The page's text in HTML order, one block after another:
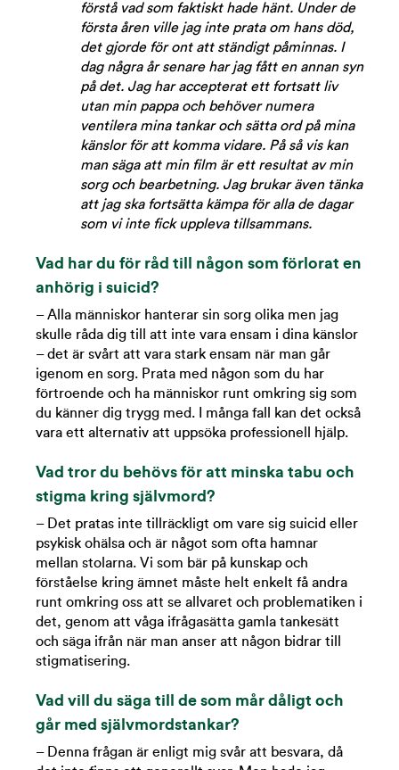
förstå vad som faktiskt hade hänt. Under de
första åren ville jag inte prata om hans död,
det gjorde för ont att ständigt påminnas. I
dag några år senare har jag fått en annan syn
på det. Jag har accepterat ett fortsatt liv
utan min pappa och behöver numera
ventilera mina tankar och sätta ord på mina
känslor för att komma vidare. På så vis kan
man säga att min film är ett resultat av min
sorg och bearbetning. Jag brukar även tänka
att jag ska fortsätta kämpa för alla de dagar
som vi inte fick uppleva tillsammans.
Vad har du för råd till någon som förlorat en
anhörig i suicid?
– Alla människor hanterar sin sorg olika men jag
skulle råda dig till att inte vara ensam i dina känslor
– det är svårt att vara stark ensam när man går
igenom en sorg. Prata med någon som du har
förtroende och ha människor runt omkring sig som
du känner dig trygg med. I många fall kan det också
vara ett alternativ att uppsöka professionell hjälp.
Vad tror du behövs för att minska tabu och
stigma kring självmord?
– Det pratas inte tillräckligt om vare sig suicid eller
psykisk ohälsa och är något som ofta hamnar
mellan stolarna. Vi som bär på kunskap och
förståelse kring ämnet måste helt enkelt få andra
runt omkring oss att se allvaret och problematiken i
det, genom att våga ifrågasätta gamla tankesätt
och säga ifrån när man anser att någon bidrar till
stigmatisering.
Vad vill du säga till de som mår dåligt och
går med självmordstankar?
– Denna frågan är enligt mig svår att besvara, då